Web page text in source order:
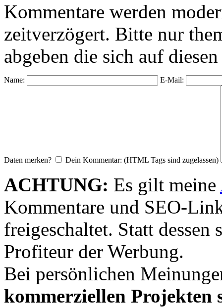
Kommentare werden
zeitverzögert. Bitte nur
abgeben die sich auf
Name: E-Mail:
Daten merken? Dein Kommentar: (HTML Tags sind zugelassen)
ACHTUNG: Es gilt meine
Kommentare und SEO-
freigeschaltet. Statt dessen
Profiteur der Werbung.
Bei persönlichen
kommerziellen Projekten